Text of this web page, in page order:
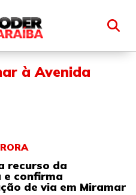
à Avenida
recurso da
confirma
de via em Miramar